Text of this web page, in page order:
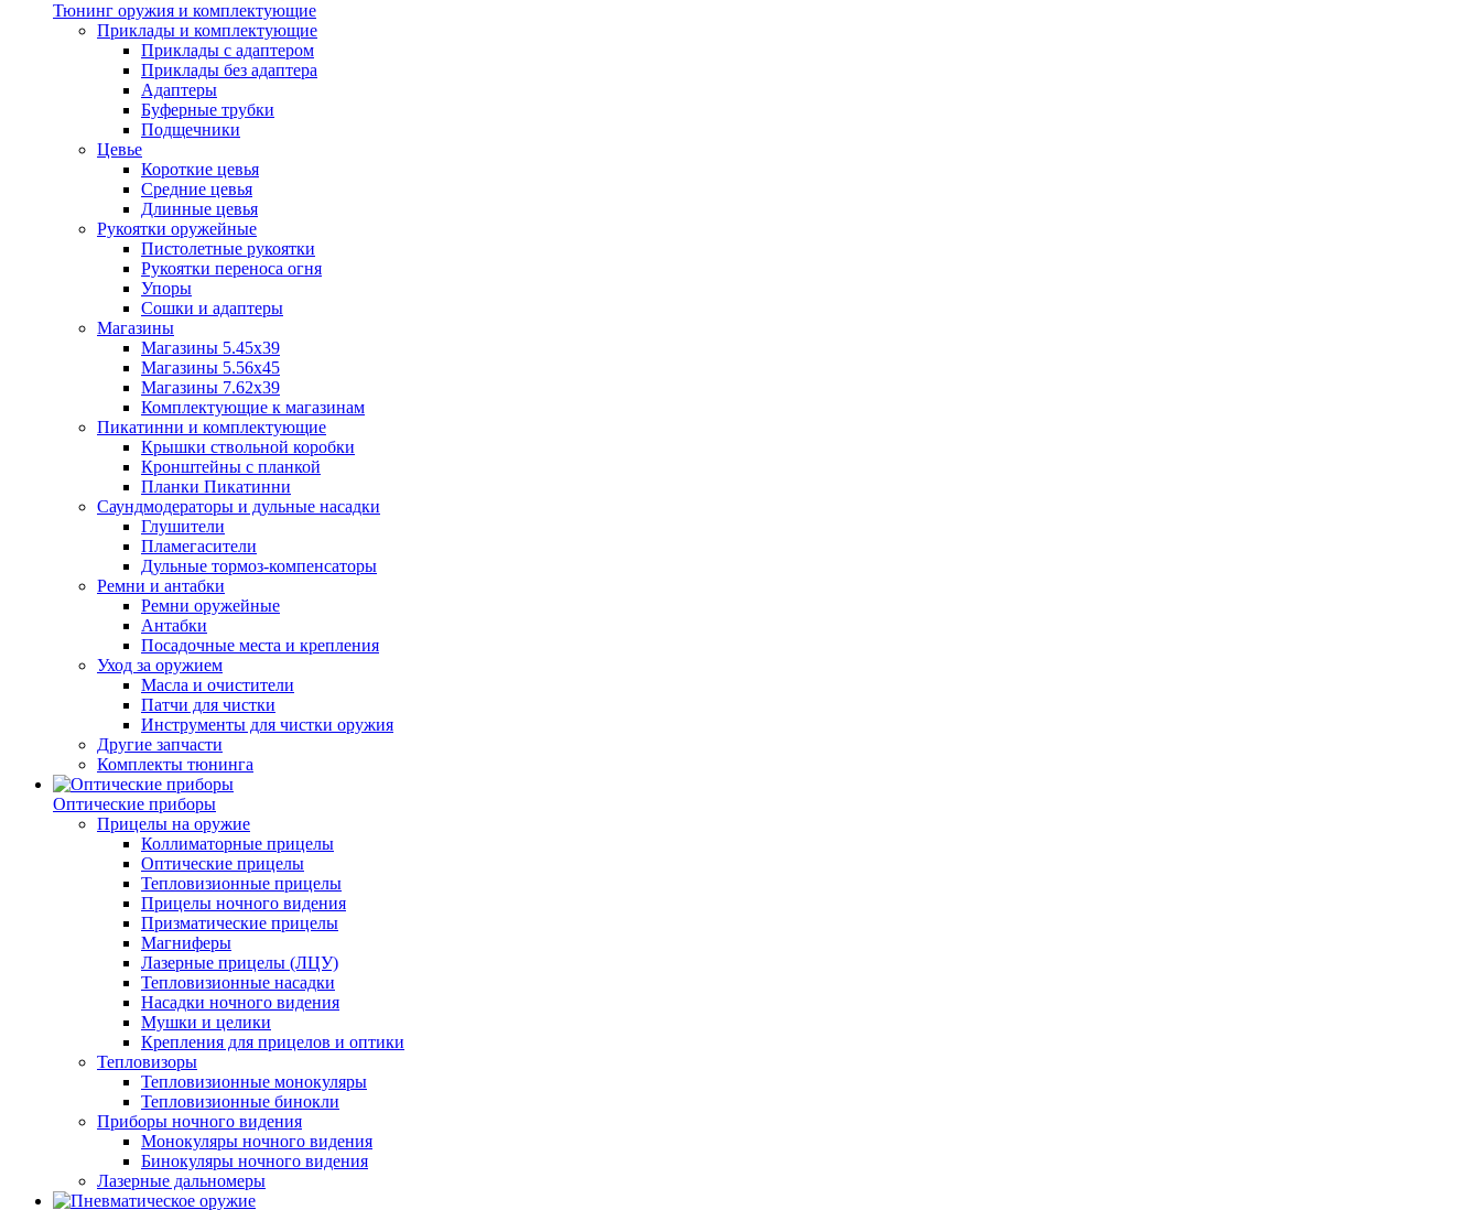
Тюнинг оружия и комплектующие
Приклады и комплектующие
Приклады с адаптером
Приклады без адаптера
Адаптеры
Буферные трубки
Подщечники
Цевье
Короткие цевья
Средние цевья
Длинные цевья
Рукоятки оружейные
Пистолетные рукоятки
Рукоятки переноса огня
Упоры
Сошки и адаптеры
Магазины
Магазины 5.45х39
Магазины 5.56х45
Магазины 7.62х39
Комплектующие к магазинам
Пикатинни и комплектующие
Крышки ствольной коробки
Кронштейны с планкой
Планки Пикатинни
Саундмодераторы и дульные насадки
Глушители
Пламегасители
Дульные тормоз-компенсаторы
Ремни и антабки
Ремни оружейные
Антабки
Посадочные места и крепления
Уход за оружием
Масла и очистители
Патчи для чистки
Инструменты для чистки оружия
Другие запчасти
Комплекты тюнинга
Оптические приборы
Прицелы на оружие
Коллиматорные прицелы
Оптические прицелы
Тепловизионные прицелы
Прицелы ночного видения
Призматические прицелы
Магниферы
Лазерные прицелы (ЛЦУ)
Тепловизионные насадки
Насадки ночного видения
Мушки и целики
Крепления для прицелов и оптики
Тепловизоры
Тепловизионные монокуляры
Тепловизионные бинокли
Приборы ночного видения
Монокуляры ночного видения
Бинокуляры ночного видения
Лазерные дальномеры